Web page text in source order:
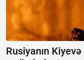
Rusiyanın